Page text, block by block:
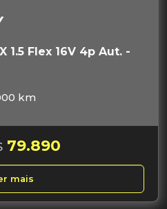
1.5 Flex 16V 4p Aut. -
km
79.890
mais